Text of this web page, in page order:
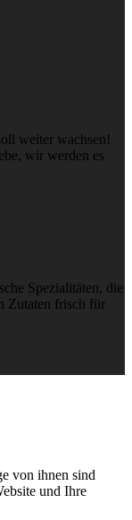
weiter wachsen!
wir werden es
Spezialitäten, die
Zutaten frisch für
von ihnen sind
und Ihre